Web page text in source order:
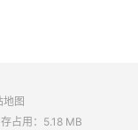
地图
占用：5.18 MB